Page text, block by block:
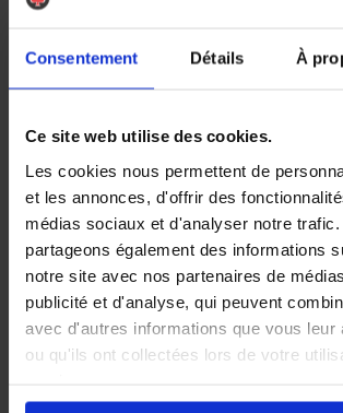
Consentement Détails À
Ce site web utilise des cookies.
Les cookies nous permettent de
et les annonces, d'offrir des
médias sociaux et d'analyser notre trafic.
partageons également des informations
notre site avec nos partenaires de
publicité et d'analyse, qui peuvent
avec d'autres informations que vous leur
ou qu'ils ont collectées lors de votre
Qui paie les frais de
Locataire / propriétaire ?
Où peut on trouver les blattes ?
Pourquoi cette odeur
Performance du traitement
Quels sont les délais